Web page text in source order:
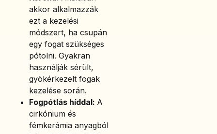
akkor alkalmazzák
ezt a kezelési
módszert, ha csupán
egy fogat szükséges
pótolni. Gyakran
használják sérült,
gyökérkezelt fogak
kezelése során.
Fogpótlás híddal: A
cirkónium és
fémkerámia anyagból